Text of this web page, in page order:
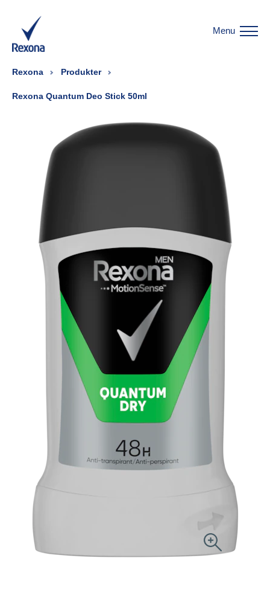
Menu
Rexona Produkter
Rexona Quantum Deo Stick 50ml